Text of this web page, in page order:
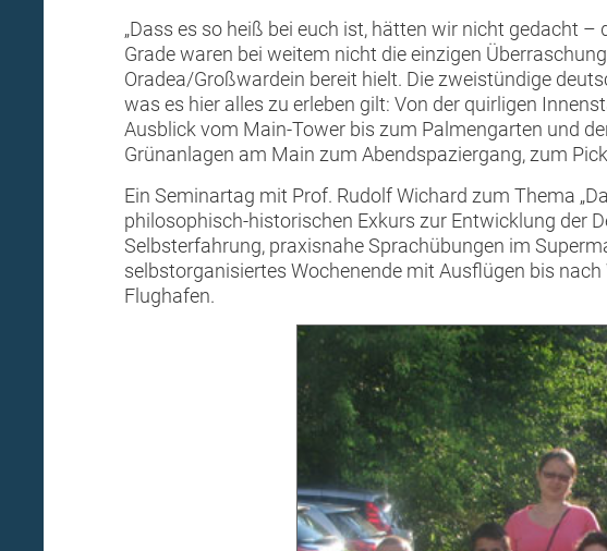
„Dass es so heiß bei euch ist, hätten wir nicht gedacht
Grade waren bei weitem nicht die einzigen
Oradea/Großwardein bereit hielt. Die zweistündige
was es hier alles zu erleben gilt: Von der quirligen
Ausblick vom Main-Tower bis zum Palmengarten und
Grünanlagen am Main zum Abendspaziergang, zum
Ein Seminartag mit Prof. Rudolf Wichard zum Thema
philosophisch-historischen Exkurs zur Entwicklung der
Selbsterfahrung, praxisnahe Sprachübungen im
selbstorganisiertes Wochenende mit Ausflügen bis
Flughafen.